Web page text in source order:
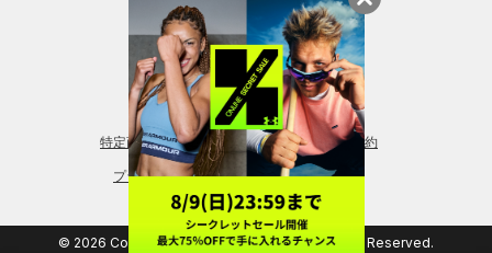
レギンス＆タイツ
特定商取引法に基づく通販の表記 会員規約
プライバシーポリシー
© 2026 Copyright DOME Corporation. All Rights Reserved.